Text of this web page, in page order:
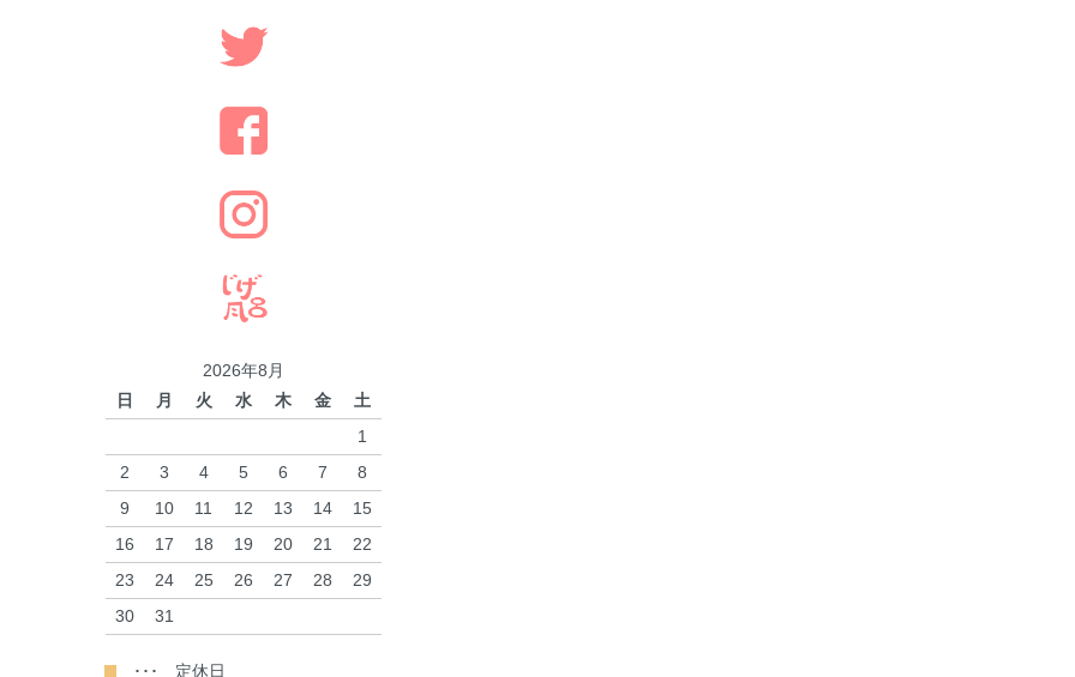
2026年8月
日
月 火 水 木 金
土
1
2
3 4 5 6 7
8
9
10 11 12 13 14
15
16
17 18 19 20 21
22
23
24 25 26 27 28
29
30
31
･･･ 定休日